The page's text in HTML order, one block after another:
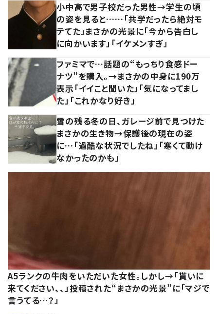
小中高で男子校だった男性→学生の頃
の姿を見ると……「共学だったら絶対モ
テてた」まさかの光景に「今から告白し
に向かいます」「イケメンすぎ」
ファミマで…話題の“もっちり食感ドー
ナツ”を購入。→まさかの中身に190万
表示「イイこと聞いた」「気になってまし
た」「これかなり好き」
雪の残る冬の日、ガレージ前で見つけた
まさかの生き物→保護後の現在の姿
に…「過酷な状況でしたね」「寒くて動け
なかったのかも」
A5ランクの牛肉をいただいた女性。しかし→「貰いに
来てください、、」投稿された“まさかの光景”に「マジで
言うてる…？」